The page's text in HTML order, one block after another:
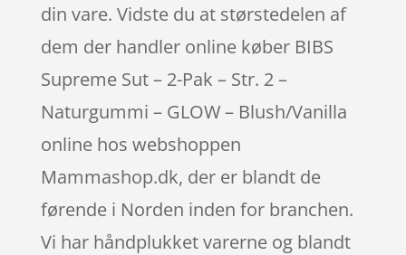
din vare. Vidste du at størstedelen af
dem der handler online køber BIBS
Supreme Sut – 2-Pak – Str. 2 –
Naturgummi – GLOW – Blush/Vanilla
online hos webshoppen
Mammashop.dk, der er blandt de
førende i Norden inden for branchen.
Vi har håndplukket varerne og blandt